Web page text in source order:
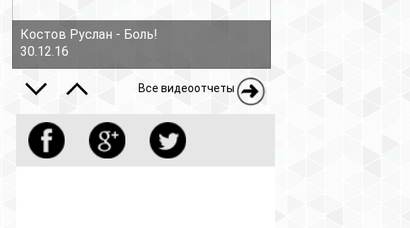
Костов Руслан - Боль!
30.12.16
Все видеоотчеты